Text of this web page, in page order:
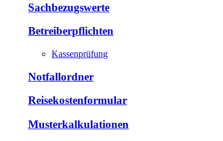
Sachbezugswerte
Betreiberpflichten
Kassenprüfung
Notfallordner
Reisekostenformular
Musterkalkulationen